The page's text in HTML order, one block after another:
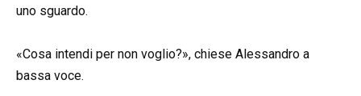
uno sguardo.
«Cosa intendi per non voglio?», chiese Alessandro a
bassa voce.